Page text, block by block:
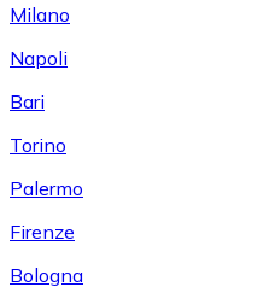
Milano
Napoli
Bari
Torino
Palermo
Firenze
Bologna